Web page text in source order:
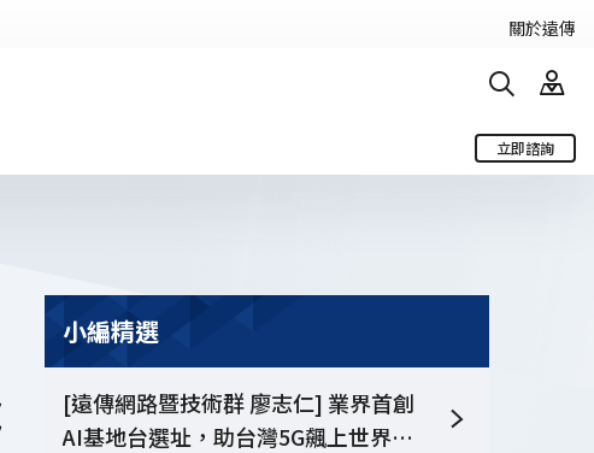
關於遠傳
電信服務
遠傳物聯網
台商服務專區
立即諮詢
小編精選
[遠傳網路暨技術群 廖志仁] 業界首創
AI基地台選址，助台灣5G飆上世界第